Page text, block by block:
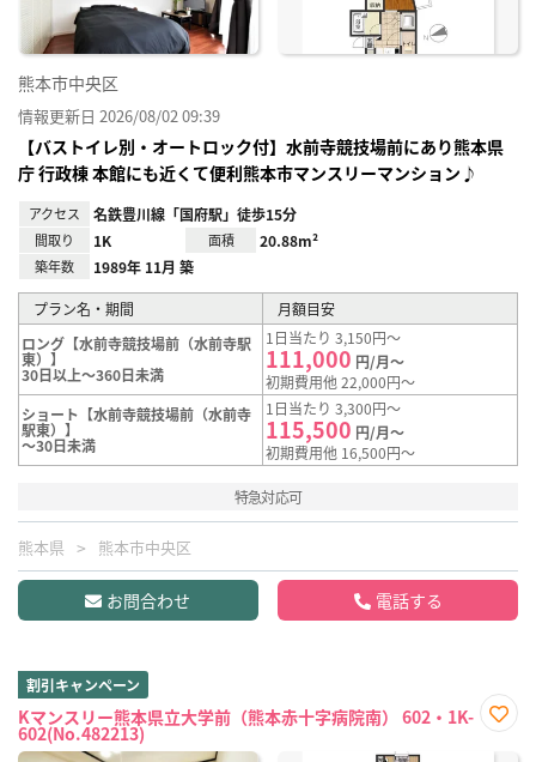
熊本市中央区
情報更新日 2026/08/02 09:39
【バストイレ別・オートロック付】水前寺競技場前にあり熊本県
庁 行政棟 本館にも近くて便利熊本市マンスリーマンション♪
アクセス 名鉄豊川線「国府駅」徒歩15分
間取り 1K 面積 20.88m²
築年数 1989年 11月 築
プラン名・期間
月額目安
ロング【水前寺競技場前（水前寺駅
東）】
30日以上～360日未満
1日当たり 3,150円～
111,000 円/月～
初期費用他 22,000円～
ショート【水前寺競技場前（水前寺
駅東）】
～30日未満
1日当たり 3,300円～
115,500 円/月～
初期費用他 16,500円～
特急対応可
熊本県 熊本市中央区
お問合わせ 電話する
割引キャンペーン
Kマンスリー熊本県立大学前（熊本赤十字病院南） 602・1K-
602(No.482213)